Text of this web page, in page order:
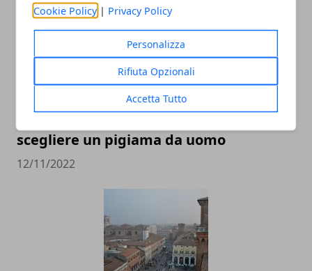
Cookie Policy | Privacy Policy
Personalizza
Rifiuta Opzionali
Accetta Tutto
scegliere un pigiama da uomo
12/11/2022